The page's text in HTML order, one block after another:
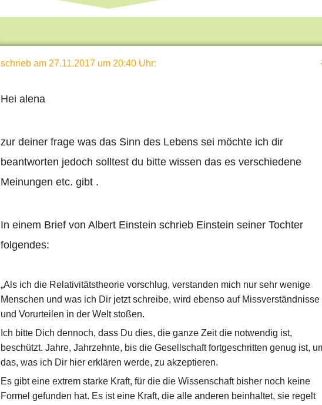
schrieb am 27.11.2017 um 20:40 Uhr:
Hei alena
zur deiner frage was das Sinn des Lebens sei möchte ich dir
beantworten jedoch solltest du bitte wissen das es verschiedene
Meinungen etc. gibt .
In einem Brief von Albert Einstein schrieb Einstein seiner Tochter
folgendes:
„Als ich die Relativitätstheorie vorschlug, verstanden mich nur sehr wenige
Menschen und was ich Dir jetzt schreibe, wird ebenso auf Missverständnisse
und Vorurteilen in der Welt stoßen.
Ich bitte Dich dennoch, dass Du dies, die ganze Zeit die notwendig ist,
beschützt. Jahre, Jahrzehnte, bis die Gesellschaft fortgeschritten genug ist,
das, was ich Dir hier erklären werde, zu akzeptieren.
Es gibt eine extrem starke Kraft, für die die Wissenschaft bisher noch keine
Formel gefunden hat. Es ist eine Kraft, die alle anderen beinhaltet, sie regelt